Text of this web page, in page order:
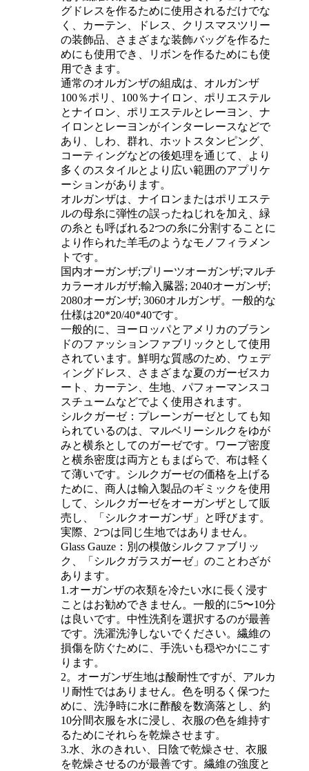
グドレスを作るために使用されるだけでな
く、カーテン、ドレス、クリスマスツリー
の装飾品、さまざまな装飾バッグを作るた
めにも使用でき、リボンを作るためにも使
用できます。
通常のオルガンザの組成は、オルガンザ
100％ポリ、100％ナイロン、ポリエステル
とナイロン、ポリエステルとレーヨン、ナ
イロンとレーヨンがインターレースなどで
あり、しわ、群れ、ホットスタンピング、
コーティングなどの後処理を通じて、より
多くのスタイルとより広い範囲のアプリケ
ーションがあります。
オルガンザは、ナイロンまたはポリエステ
ルの母糸に弾性の誤ったねじれを加え、緑
の糸とも呼ばれる2つの糸に分割することに
より作られた羊毛のようなモノフィラメン
トです。
国内オーガンザ;プリーツオーガンザ;マルチ
カラーオルガザ;輸入臓器; 2040オーガンザ;
2080オーガンザ; 3060オルガンザ。一般的な
仕様は20*20/40*40です。
一般的に、ヨーロッパとアメリカのブラン
ドのファッションファブリックとして使用
されています。鮮明な質感のため、ウェデ
ィングドレス、さまざまな夏のガーゼスカ
ート、カーテン、生地、パフォーマンスコ
スチュームなどでよく使用されます。
シルクガーゼ：プレーンガーゼとしても知
られているのは、マルベリーシルクをゆが
みと横糸としてのガーゼです。ワープ密度
と横糸密度は両方ともまばらで、布は軽く
て薄いです。シルクガーゼの価格を上げる
ために、商人は輸入製品のギミックを使用
して、シルクガーゼをオーガンザとして販
売し、「シルクオーガンザ」と呼びます。
実際、2つは同じ生地ではありません。
Glass Gauze：別の模倣シルクファブリッ
ク、「シルクガラスガーゼ」のことわざが
あります。
1.オーガンザの衣類を冷たい水に長く浸す
ことはお勧めできません。一般的に5〜10分
は良いです。中性洗剤を選択するのが最善
です。洗濯洗浄しないでください。繊維の
損傷を防ぐために、手洗いも穏やかにこす
ります。
2。オーガンザ生地は酸耐性ですが、アルカ
リ耐性ではありません。色を明るく保つた
めに、洗浄時に水に酢酸を数滴落とし、約
10分間衣服を水に浸し、衣服の色を維持す
るためにそれらを乾燥させます。
3.水、氷のきれい、日陰で乾燥させ、衣服
を乾燥させるのが最善です。繊維の強度と